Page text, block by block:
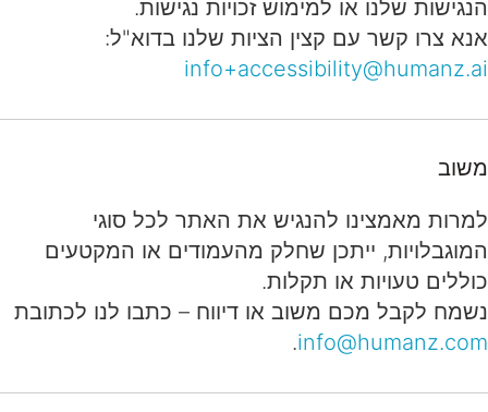
הנגישות שלנו או למימוש זכויות נגישות.
אנא צרו קשר עם קצין הציות שלנו בדוא"ל:
info+accessibility@humanz.ai
משוב
למרות מאמצינו להנגיש את האתר לכל סוגי
המוגבלויות, ייתכן שחלק מהעמודים או המקטעים
כוללים טעויות או תקלות.
נשמח לקבל מכם משוב או דיווח – כתבו לנו לכתובת
info@humanz.com
.